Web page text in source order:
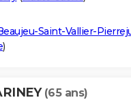
Saint-Vallier-
)
(65 ans)